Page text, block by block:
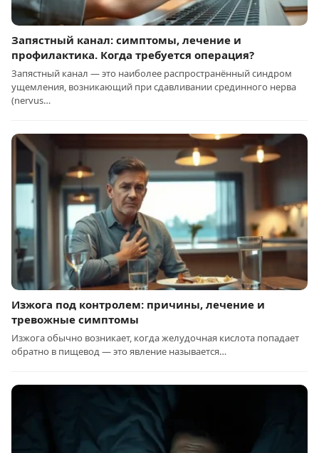
Запястный канал: симптомы, лечение и
профилактика. Когда требуется операция?
Запястный канал — это наиболее распространённый синдром
ущемления, возникающий при сдавливании срединного нерва
(nervus…
Изжога под контролем: причины, лечение и
тревожные симптомы
Изжога обычно возникает, когда желудочная кислота попадает
обратно в пищевод — это явление называется…